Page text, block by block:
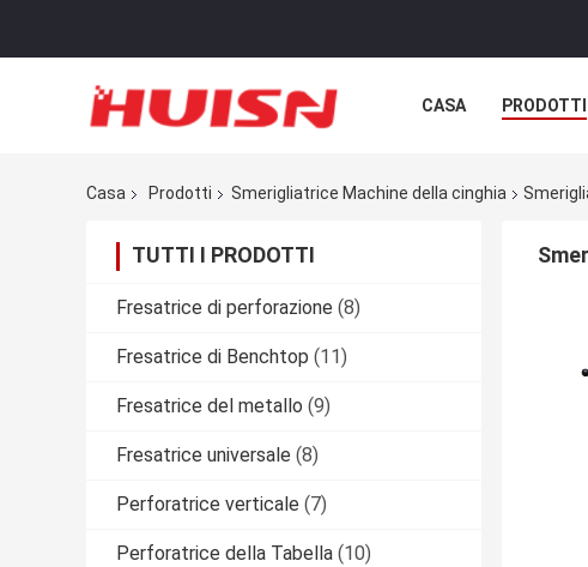
CASA PRODOTTI
Casa Prodotti Smerigliatrice Machine della cinghia
TUTTI I PRODOTTI
Fresatrice di perforazione (8)
Fresatrice di Benchtop (11)
Fresatrice del metallo (9)
Fresatrice universale (8)
Perforatrice verticale (7)
Perforatrice della Tabella (10)